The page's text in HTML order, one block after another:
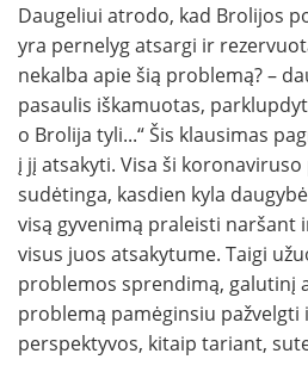
Daugeliui atrodo, kad Brolijos
yra pernelyg atsargi ir
nekalba apie šią problemą? –
pasaulis iškamuotas,
o Brolija tyli...“ Šis klausimas
į jį atsakyti. Visa ši
sudėtinga, kasdien kyla
visą gyvenimą praleisti naršant
visus juos atsakytume. Taigi
problemos sprendimą, galutinį
problemą pamėginsiu pažvelgti
perspektyvos, kitaip tariant,